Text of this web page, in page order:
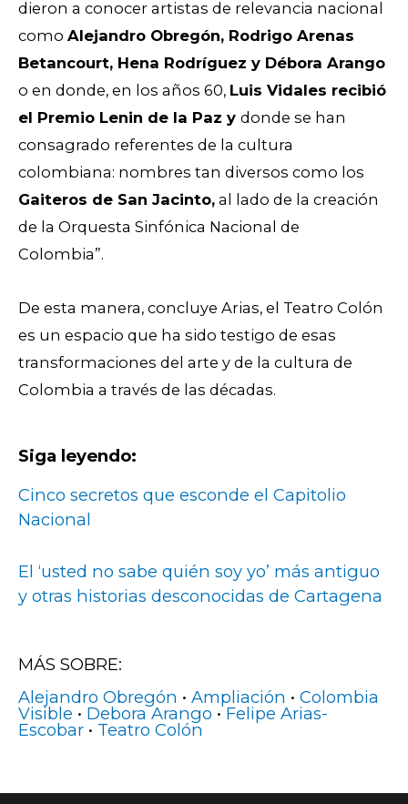
dieron a conocer artistas de relevancia nacional
como Alejandro Obregón, Rodrigo Arenas
Betancourt, Hena Rodríguez y Débora Arango
o en donde, en los años 60, Luis Vidales recibió
el Premio Lenin de la Paz y donde se han
consagrado referentes de la cultura
colombiana: nombres tan diversos como los
Gaiteros de San Jacinto, al lado de la creación
de la Orquesta Sinfónica Nacional de
Colombia”.
De esta manera, concluye Arias, el Teatro Colón
es un espacio que ha sido testigo de esas
transformaciones del arte y de la cultura de
Colombia a través de las décadas.
Siga leyendo:
Cinco secretos que esconde el Capitolio
Nacional
El ‘usted no sabe quién soy yo’ más antiguo
y otras historias desconocidas de Cartagena
MÁS SOBRE:
Alejandro Obregón • Ampliación • Colombia
Visible • Debora Arango •Felipe Arias-
Escobar • Teatro Colón